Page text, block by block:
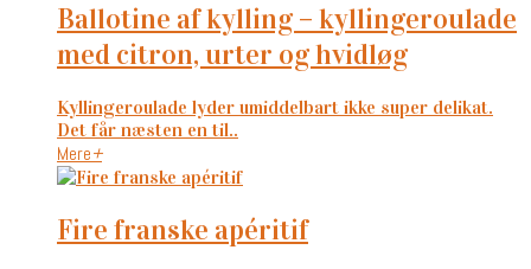
ballotine af kylling – kyllingeroulade
med citron, urter og hvidløg
Kyllingeroulade lyder umiddelbart ikke super delikat.
Det får næsten en til..
Mere+
fire franske apéritif